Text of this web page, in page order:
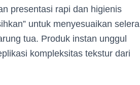
presentasi rapi dan higienis
untuk menyesuaikan selera
tua. Produk instan unggul
kompleksitas tekstur dari